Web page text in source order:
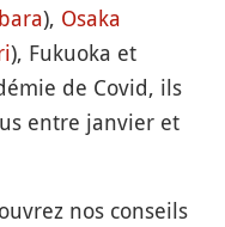
), Osaka
), Fukuoka et
de Covid, ils
entre janvier et
nos conseils